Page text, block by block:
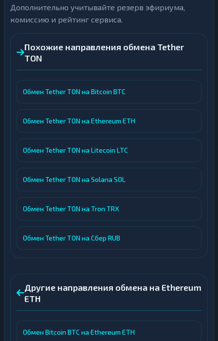
Дополнительно учитывайте резерв эфириума,
комиссию и рейтинг сервиса.
Похожие направления обмена Tether
TON
Обмен Tether TON на Bitcoin BTC
Обмен Tether TON на Ethereum ETH
Обмен Tether TON на Litecoin LTC
Обмен Tether TON на Solana SOL
Обмен Tether TON на Tron TRX
Обмен Tether TON на Сбер RUB
Другие направления обмена на Ethereum
ETH
Обмен Bitcoin BTC на Ethereum ETH